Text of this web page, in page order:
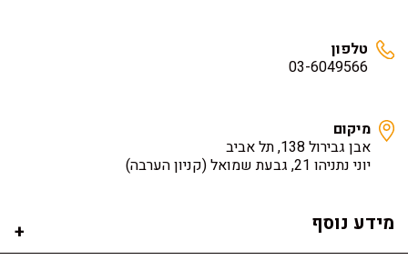
טלפון
03-6049566
מיקום
אבן גבירול 138, תל אביב
יוני נתניהו 21, גבעת שמואל
(קניון הערבה)
מידע נוסף